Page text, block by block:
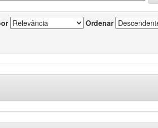
Ordenar